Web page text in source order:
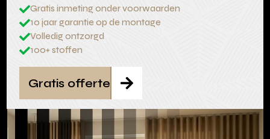
Gratis inmeting onder voorwaarden
10 jaar garantie op de montage
Volledig ontzorgd
100+ stoffen

Gratis offerte